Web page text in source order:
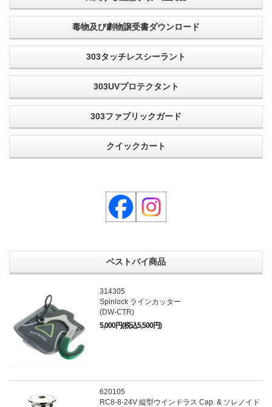
毒物及び劇物譲受書ダウンロード
303タッチレスシーラント
303UVプロテクタント
303ファブリックガード
クイックカート
ベストバイ商品
314305
Spinlock ラインカッター
(DW-CTR)
5,000円(税込5,500円)
620105
RC8-8-24V 縦型ウインドラス Cap. & ソレノイド